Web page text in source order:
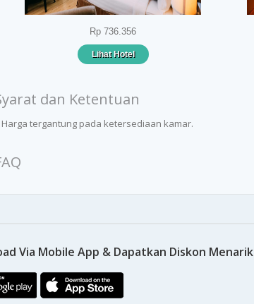
Rp 736.356
Lihat Hotel
dan Ketentuan
Harga tergantung pada ketersediaan kamar.
Via Mobile App & Dapatkan Diskon Menarik